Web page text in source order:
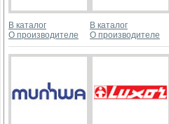
В каталог
О производителе
В каталог
О производителе